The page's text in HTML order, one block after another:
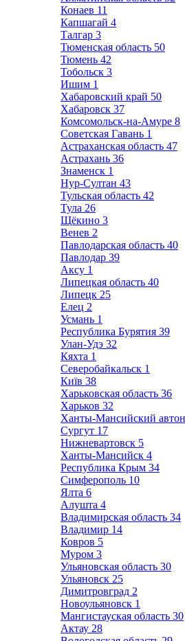
Конаев 11
Капшагай 4
Талгар 3
Тюменская область 50
Тюмень 42
Тобольск 3
Ишим 1
Хабаровский край 50
Хабаровск 37
Комсомольск-на-Амуре 8
Советская Гавань 1
Астраханская область 47
Астрахань 36
Знаменск 1
Нур-Султан 43
Тульская область 42
Тула 26
Щёкино 3
Венев 2
Павлодарская область 40
Павлодар 39
Аксу 1
Липецкая область 40
Липецк 25
Елец 2
Усмань 1
Республика Бурятия 39
Улан-Удэ 32
Кяхта 1
Северобайкальск 1
Київ 38
Харьковская область 36
Харьков 32
Ханты-Мансийский
Сургут 17
Нижневартовск 5
Ханты-Мансийск 4
Республика Крым 34
Симферополь 10
Ялта 6
Алушта 4
Владимирская область 34
Владимир 14
Ковров 5
Муром 3
Ульяновская область 30
Ульяновск 25
Димитровград 2
Новоульяновск 1
Мангистауская область 30
Актау 28